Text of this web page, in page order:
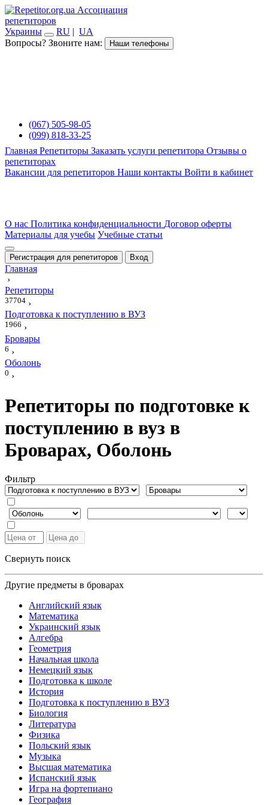
Ассоциация
репетиторов
Украины
RU | UA
Вопросы? Звоните нам:
Наши телефоны
(067) 505-98-05
(099) 818-33-25
Главная Репетиторы Заказать услуги репетитора Отзывы о
репетиторах
Вакансии для репетиторов Наши контакты Войти в кабинет
О нас Политика конфиденциальности Договор оферты
Материалы для учебы Учебные статьи
Регистрация для репетиторов Вход
Главная
›
Репетиторы
37704 ›
Подготовка к поступлению в ВУЗ
1966 ›
Бровары
6 ›
Оболонь
0 ›
Репетиторы по подготовке к
поступлению в вуз в
Броварах, Оболонь
Фильтр
Свернуть поиск
Другие предметы в броварах
Английский язык
Математика
Украинский язык
Алгебра
Геометрия
Начальная школа
Немецкий язык
Подготовка к школе
История
Подготовка к поступлению в ВУЗ
Биология
Литература
Физика
Польский язык
Музыка
Высшая математика
Испанский язык
Игра на фортепиано
География